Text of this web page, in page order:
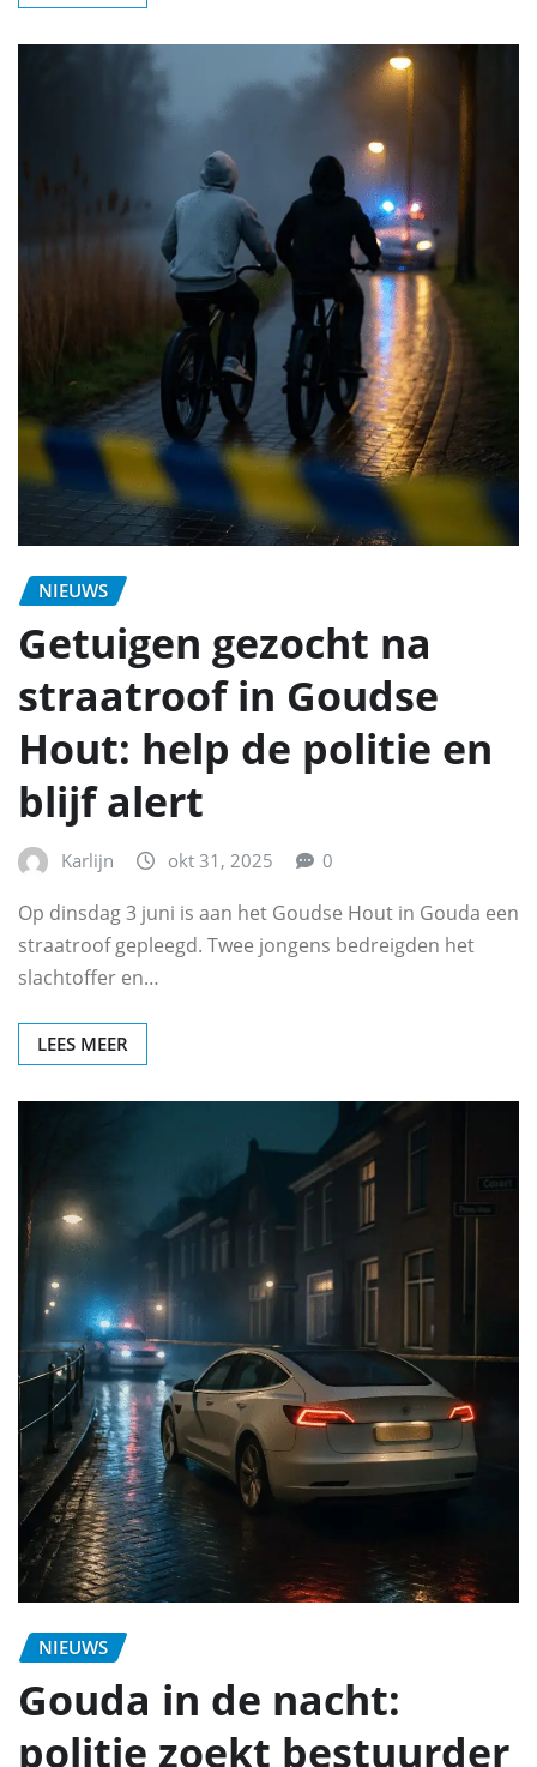
NIEUWS
Getuigen gezocht na
straatroof in Goudse
Hout: help de politie en
blijf alert
Karlijn okt 31, 2025 0
Op dinsdag 3 juni is aan het Goudse Hout in Gouda een
straatroof gepleegd. Twee jongens bedreigden het
slachtoffer en…
LEES MEER
NIEUWS
Gouda in de nacht:
politie zoekt bestuurder